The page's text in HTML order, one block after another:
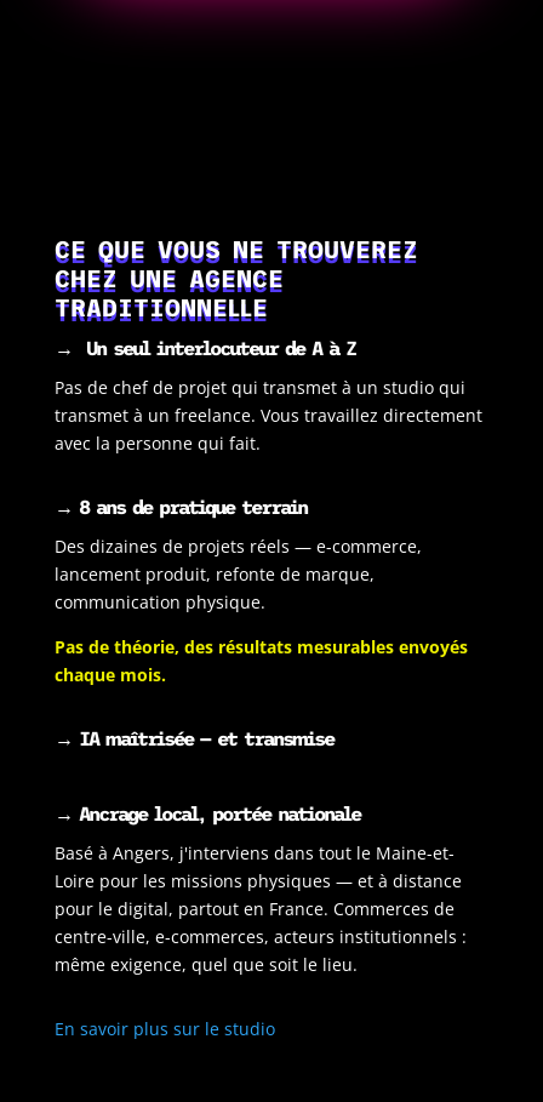
CE QUE VOUS NE TROUVEREZ
CHEZ UNE AGENCE
TRADITIONNELLE
→ Un seul interlocuteur de A à Z
Pas de chef de projet qui transmet à un studio qui
transmet à un freelance. Vous travaillez directement
avec la personne qui fait.
→ 8 ans de pratique terrain
Des dizaines de projets réels — e-commerce,
lancement produit, refonte de marque,
communication physique.
Pas de théorie, des résultats mesurables envoyés
chaque mois.
→ IA maîtrisée — et transmise
→ Ancrage local, portée nationale
Basé à Angers, j'interviens dans tout le Maine-et-
Loire pour les missions physiques — et à distance
pour le digital, partout en France. Commerces de
centre-ville, e-commerces, acteurs institutionnels :
même exigence, quel que soit le lieu.
En savoir plus sur le studio